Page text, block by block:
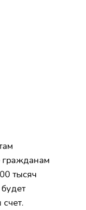
гражданам
тысяч